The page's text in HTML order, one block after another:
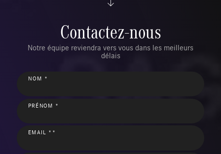
Contactez-nous
Notre équipe reviendra vers vous dans les meilleurs
délais
NOM *
PRÉNOM *
EMAIL **